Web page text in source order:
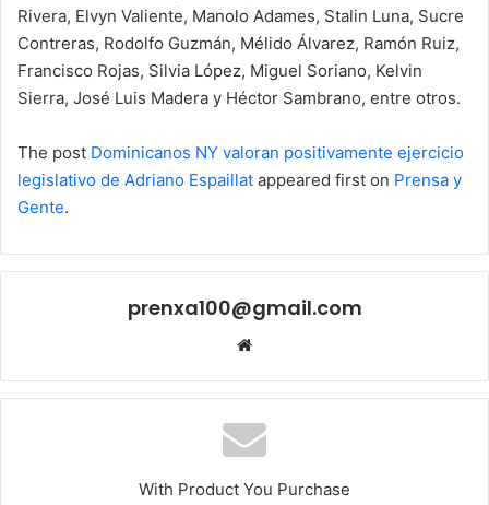
Rivera, Elvyn Valiente, Manolo Adames, Stalin Luna, Sucre
Contreras, Rodolfo Guzmán, Mélido Álvarez, Ramón Ruiz,
Francisco Rojas, Silvia López, Miguel Soriano, Kelvin
Sierra, José Luis Madera y Héctor Sambrano, entre otros.
The post Dominicanos NY valoran positivamente ejercicio
legislativo de Adriano Espaillat appeared first on Prensa y
Gente.
prenxa100@gmail.com
With Product You Purchase